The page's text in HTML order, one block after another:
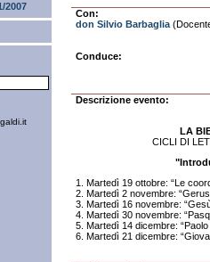
2007
Con:
don Silvio Barbaglia
Conduce:
Descrizione evento:
LA
CICLI DI
1. Martedì 19 ottobre: “Le
2. Martedì 2 novembre:
3. Martedì 16 novembre:
4. Martedì 30 novembre:
5. Martedì 14 dicembre:
6. Martedì 21 dicembre: